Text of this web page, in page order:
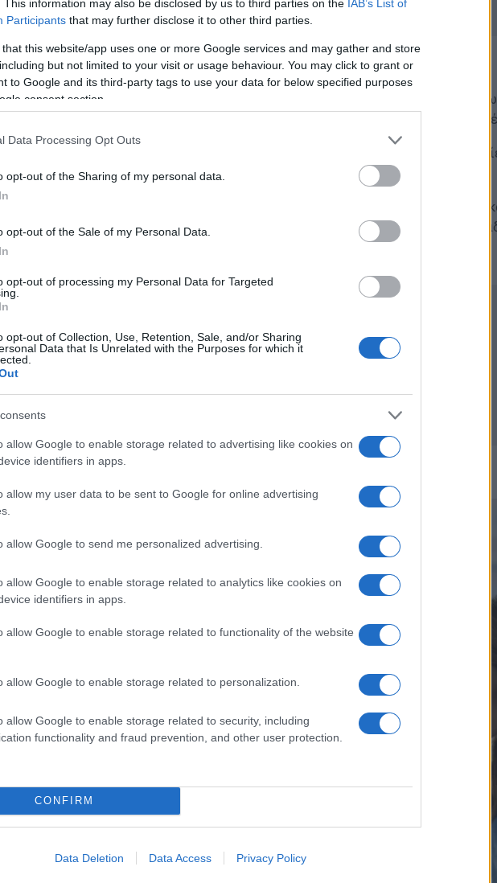
This information may also be disclosed by us to third parties on the IAB’s List of
Participants that may further disclose it to other third parties.
that this website/app uses one or more Google services and may gather and store
but not limited to your visit or usage behaviour. You may click to grant or
to Google and its third-party tags to use your data for below specified purposes
consent section.
Data Processing Opt Outs
opt-out of the Sharing of my personal data.
opt-out of the Sale of my Personal Data.
opt-out of processing my Personal Data for Targeted
opt-out of Collection, Use, Retention, Sale, and/or Sharing
Data that Is Unrelated with the Purposes for which it
allow Google to enable storage related to advertising like cookies on
identifiers in apps.
allow my user data to be sent to Google for online advertising
allow Google to send me personalized advertising.
allow Google to enable storage related to analytics like cookies on
identifiers in apps.
allow Google to enable storage related to functionality of the website
allow Google to enable storage related to personalization.
allow Google to enable storage related to security, including
functionality and fraud prevention, and other user protection.
CONFIRM
Data Deletion Data Access Privacy Policy
με την παρέμβασή του, είναι αλήθεια ότι οι προσλήψεις μόνιμου
προσωπικού. Ωστόσο, όπως τονίζει, αυτό δεν σημαίνει ότι η
διαφορά βρίσκεται στο θεσμικό πλαίσιο. Το ΑΣΕΠ εφαρμόζει
και τη σωστή κατάταξη των υποψηφίων.
οι διαδικασίες για το επικουρικό προσωπικό είναι πιο
διάστημα, χωρίς όμως αυτό να σημαίνει ότι είναι συγκρίσιμες με τις
προσλήψεις ΑΣΕΠ: Αιτήσεις και ποιούς αφορά